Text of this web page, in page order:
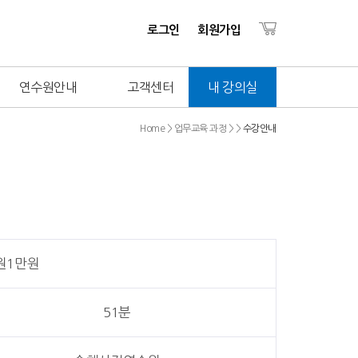
로그인 회원가입
내 강의실
연수원안내 고객센터
Home > 업무교육 과정 > > 수강안내
1만원
51분